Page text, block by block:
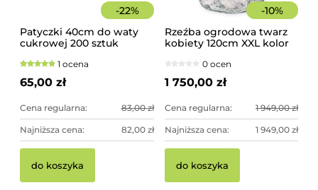
-22%
Patyczki 40cm do waty
cukrowej 200 sztuk
1 ocena
65,00 zł
Cena regularna: 83,00 zł
Najniższa cena: 82,00 zł
do koszyka
-10%
Rzeźba ogrodowa twarz
kobiety 120cm XXL kolor
imponująca dekoracja
ogrodowa
0 ocen
1 750,00 zł
Cena regularna: 1 949,00 zł
Najniższa cena: 1 949,00 zł
do koszyka